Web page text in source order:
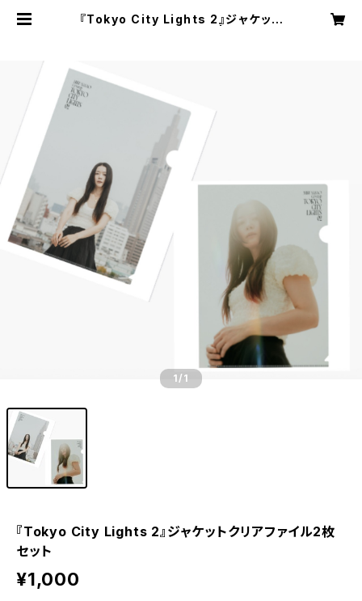
『Tokyo City Lights 2』ジャケット
1/1
『Tokyo City Lights 2』ジャケットクリアファイル2枚
セット
¥1,000